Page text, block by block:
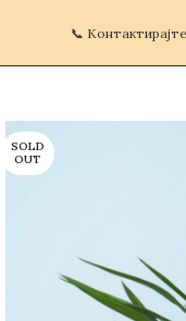
📞
SOLD
OUT